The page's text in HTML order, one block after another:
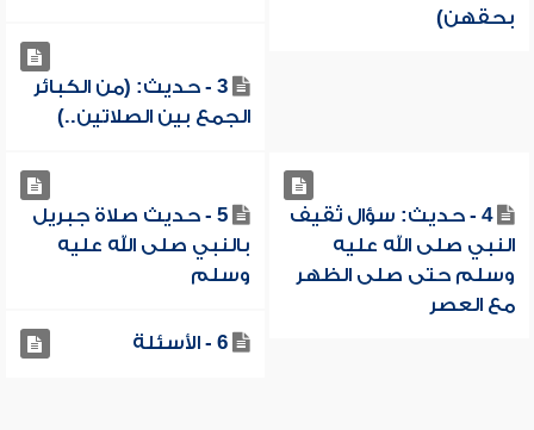
بحقهن)
3 - حديث: (من الكبائر
الجمع بين الصلاتين..)
4 - حديث: سؤال ثقيف
النبي صلى الله عليه
وسلم حتى صلى الظهر
مع العصر
5 - حديث صلاة جبريل
بالنبي صلى الله عليه
وسلم
6 - الأسئلة